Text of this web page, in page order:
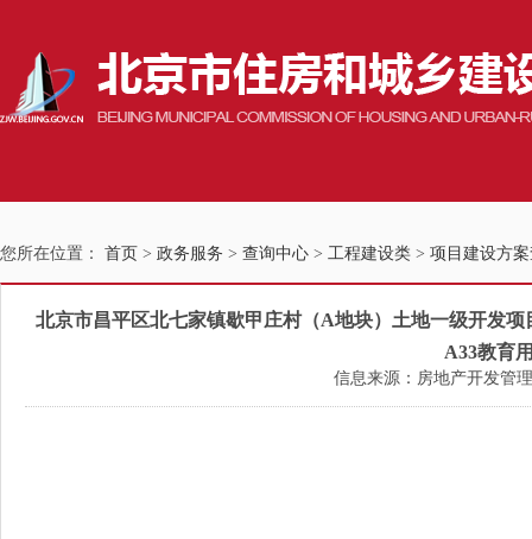
您所在位置： 首页 > 政务服务 > 查询中心 > 工程建设类 > 项目建设方
北京市昌平区北七家镇歇甲庄村（A地块）土地一级开发项
A33教育
信息来源：房地产开发管